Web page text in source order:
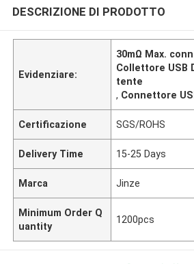
DESCRIZIONE DI PRODOTTO
Evidenziare:
30mΩ Max.
Collettore USB
tente
, Connettore
Certificazione SGS/ROHS
Delivery Time 15-25 Days
Marca Jinze
Minimum Order Q
uantity
1200pcs